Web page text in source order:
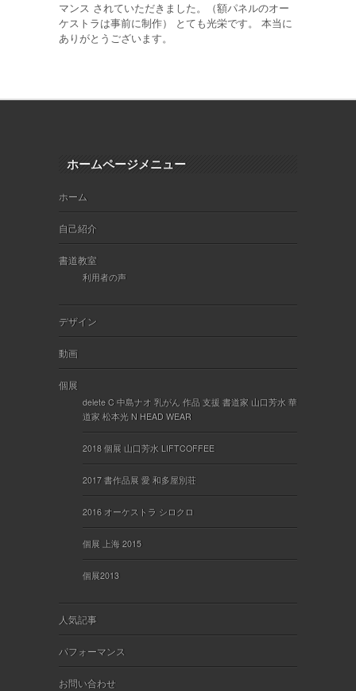
マンス されていただきました。（額パネルのオー
ケストラは事前に制作） とても光栄です。 本当に
ありがとうございます。
ホームページメニュー
ホーム
自己紹介
書道教室
利用者の声
デザイン
動画
個展
delete C 中島ナオ 乳がん 作品 支援 書道家 山口芳水 華
道家 松本光 N HEAD WEAR
2018 個展 山口芳水 LIFTCOFFEE
2017 書作品展 愛 和多屋別荘
2016 オーケストラ シロクロ
個展 上海 2015
個展2013
人気記事
パフォーマンス
お問い合わせ